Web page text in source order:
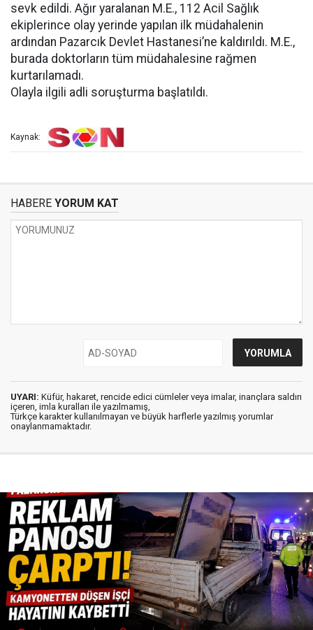
sevk edildi. Ağır yaralanan M.E., 112 Acil Sağlık
ekiplerince olay yerinde yapılan ilk müdahalenin
ardından Pazarcık Devlet Hastanesi’ne kaldırıldı. M.E.,
burada doktorların tüm müdahalesine rağmen
kurtarılamadı.
Olayla ilgili adli soruşturma başlatıldı.
Kaynak:
HABERE YORUM KAT
UYARI: Küfür, hakaret, rencide edici cümleler veya imalar, inançlara saldırı
içeren, imla kuralları ile yazılmamış,
Türkçe karakter kullanılmayan ve büyük harflerle yazılmış yorumlar
onaylanmamaktadır.